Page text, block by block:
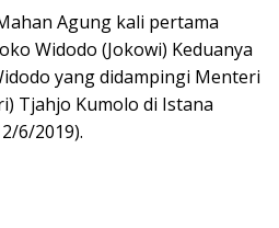
Agung kali pertama
Widodo (Jokowi) Keduanya
yang didampingi Menteri
Tjahjo Kumolo di Istana
6/2019).